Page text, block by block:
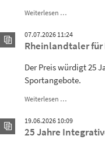
Weiterlesen …Ü
Frühsport
-
Fit
in
den
Tag
07.07.2026 11:24
Rheinlandtaler für
Der Preis würdigt 25
Sportangebote.
Weiterlesen …
Petra
und
Stephan
19.06.2026 10:09
25 Jahre